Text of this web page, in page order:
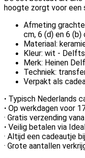
hoogte zorgt voor
Afmeting
cm, 6 (d) en 6 (b)
Materiaal:
Kleur: wit -
Merk: Heinen
Techniek:
Verpakt als
· Typisch Nederlands
· Op werkdagen voor
· Gratis verzending
· Veilig betalen via
· Altijd een cadeautje
· Grote aantallen